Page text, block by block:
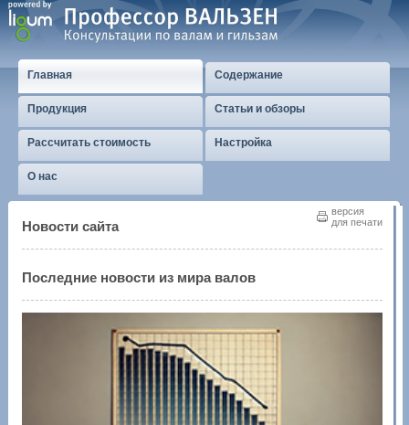
Главная Содержание
Продукция Статьи и обзоры
Рассчитать стоимость Настройка
О нас
версия
для печати
Новости сайта
Последние новости из мира валов